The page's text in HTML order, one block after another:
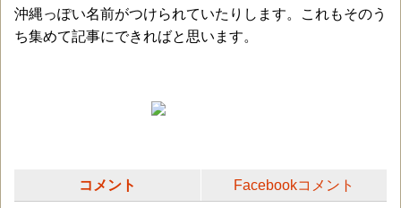
沖縄っぽい名前がつけられていたりします。これもそのう
ち集めて記事にできればと思います。
コメント Facebookコメント